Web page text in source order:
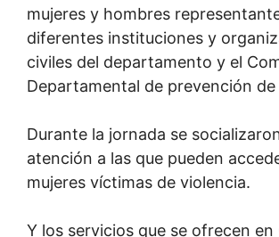
mujeres y hombres
diferentes instituciones y
civiles del departamento y el
Departamental de prevención de
Durante la jornada se
atención a las que pueden
mujeres víctimas de violencia.
Y los servicios que se ofrecen en